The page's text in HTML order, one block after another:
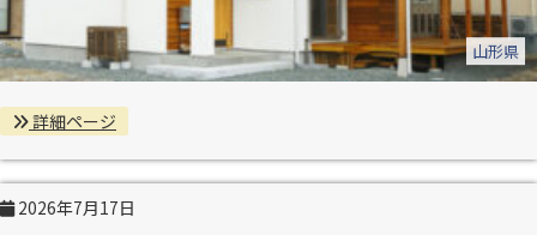
山形県
詳細ページ
2026年7月17日